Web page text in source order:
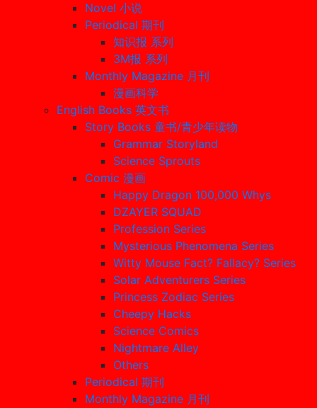
Novel 小说
Periodical 期刊
知识报 系列
3M报 系列
Monthly Magazine 月刊
漫画科学
English Books 英文书
Story Books 童书/青少年读物
Grammar Storyland
Science Sprouts
Comic 漫画
Happy Dragon 100,000 Whys
DZAYER SQUAD
Profession Series
Mysterious Phenomena Series
Witty Mouse Fact? Fallacy? Series
Solar Adventurers Series
Princess Zodiac Series
Cheepy Hacks
Science Comics
Nightmare Alley
Others
Periodical 期刊
Monthly Magazine 月刊